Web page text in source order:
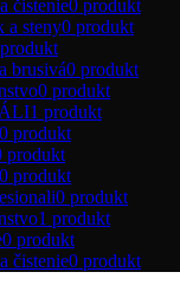
čistenie0 produkt
a steny0 produkt
brusivá0 produkt
0 produkt
1 produkt
0 produkt
produkt
0 produkt
0 produkt
1 produkt
0 produkt
čistenie0 produkt